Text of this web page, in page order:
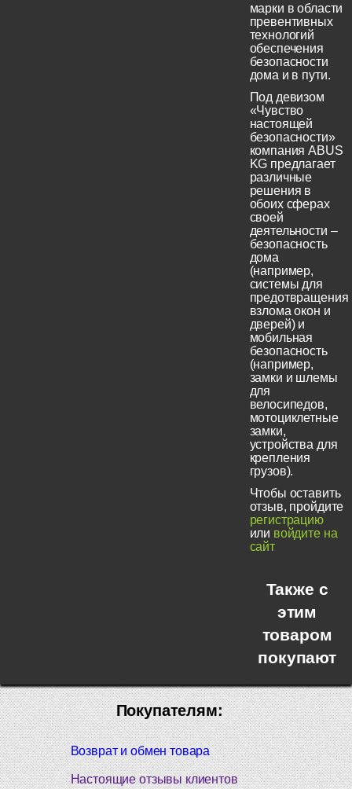
марки в области
превентивных
технологий
обеспечения
безопасности
дома и в пути.
Под девизом
«Чувство
настоящей
безопасности»
компания ABUS
KG предлагает
различные
решения в
обоих сферах
своей
деятельности –
безопасность
дома
(например,
системы для
предотвращения
взлома окон и
дверей) и
мобильная
безопасность
(например,
замки и шлемы
для
велосипедов,
мотоциклетные
замки,
устройства для
крепления
грузов).
Чтобы оставить
отзыв, пройдите
регистрацию
или войдите на
сайт
Также с
этим
товаром
покупают
Покупателям:
Возврат и обмен товара
Настоящие отзывы клиентов